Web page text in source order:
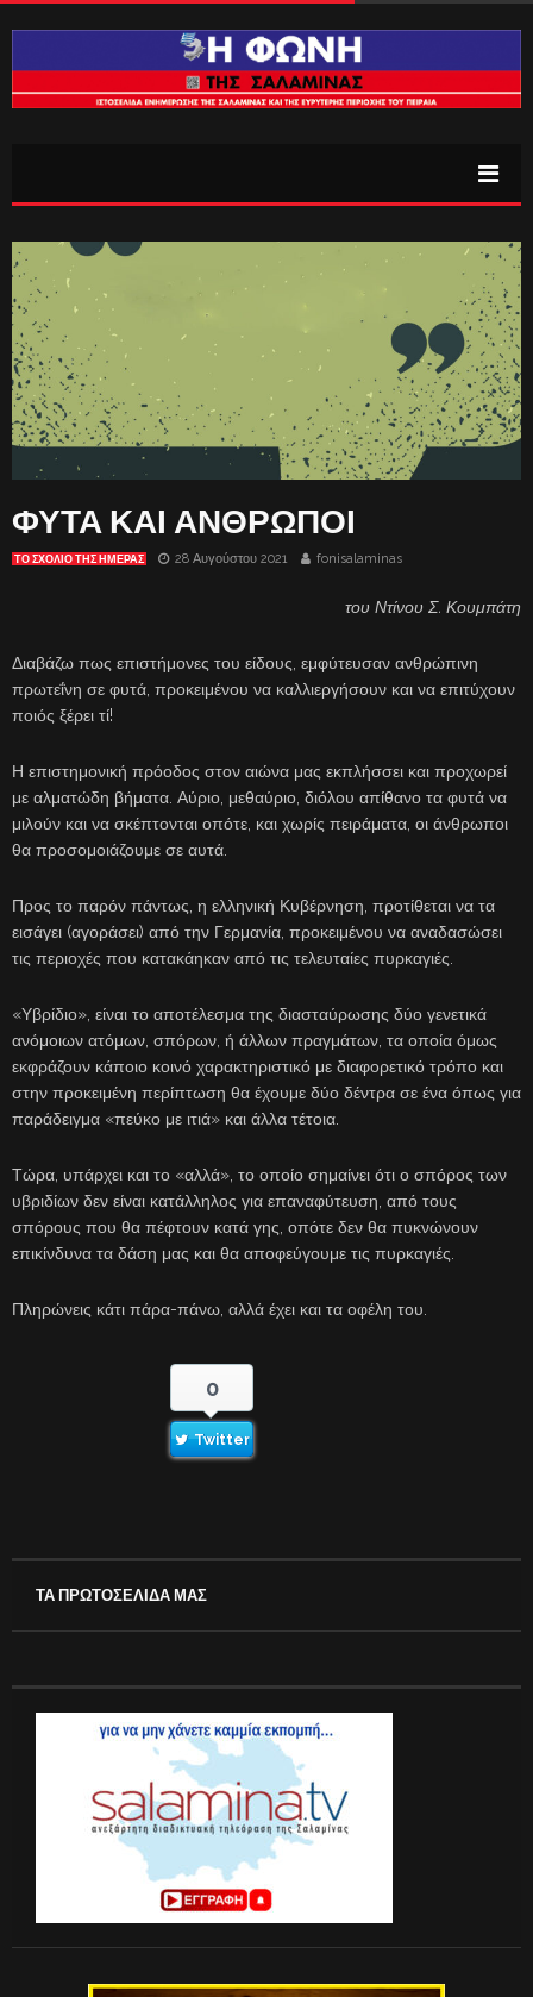
ΦΥΤΑ ΚΑΙ ΑΝΘΡΩΠΟΙ
ΤΟ ΣΧΌΛΙΟ ΤΗΣ ΗΜΈΡΑΣ 28 Αυγούστου 2021 fonisalaminas
του Ντίνου Σ. Κουμπάτη
Διαβάζω πως επιστήμονες του είδους, εμφύτευσαν ανθρώπινη
πρωτεΐνη σε φυτά, προκειμένου να καλλιεργήσουν και να επιτύχουν
ποιός ξέρει τί!
Η επιστημονική πρόοδος στον αιώνα μας εκπλήσσει και προχωρεί
με αλματώδη βήματα. Αύριο, μεθαύριο, διόλου απίθανο τα φυτά να
μιλούν και να σκέπτονται οπότε, και χωρίς πειράματα, οι άνθρωποι
θα προσομοιάζουμε σε αυτά.
Προς το παρόν πάντως, η ελληνική Κυβέρνηση, προτίθεται να τα
εισάγει (αγοράσει) από την Γερμανία, προκειμένου να αναδασώσει
τις περιοχές που κατακάηκαν από τις τελευταίες πυρκαγιές.
«Υβρίδιο», είναι το αποτέλεσμα της διασταύρωσης δύο γενετικά
ανόμοιων ατόμων, σπόρων, ή άλλων πραγμάτων, τα οποία όμως
εκφράζουν κάποιο κοινό χαρακτηριστικό με διαφορετικό τρόπο και
στην προκειμένη περίπτωση θα έχουμε δύο δέντρα σε ένα όπως για
παράδειγμα «πεύκο με ιτιά» και άλλα τέτοια.
Τώρα, υπάρχει και το «αλλά», το οποίο σημαίνει ότι ο σπόρος των
υβριδίων δεν είναι κατάλληλος για επαναφύτευση, από τους
σπόρους που θα πέφτουν κατά γης, οπότε δεν θα πυκνώνουν
επικίνδυνα τα δάση μας και θα αποφεύγουμε τις πυρκαγιές.
Πληρώνεις κάτι πάρα-πάνω, αλλά έχει και τα οφέλη του.
0
Twitter
ΤΑ ΠΡΩΤΟΣΕΛΙΔΑ ΜΑΣ